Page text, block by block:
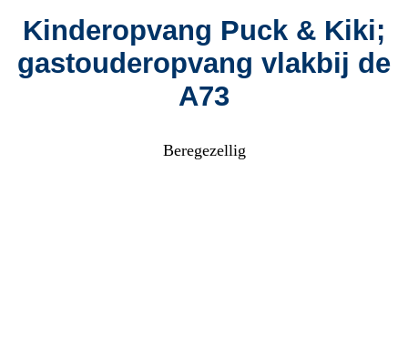
Kinderopvang Puck & Kiki;
gastouderopvang vlakbij de
A73
Beregezellig